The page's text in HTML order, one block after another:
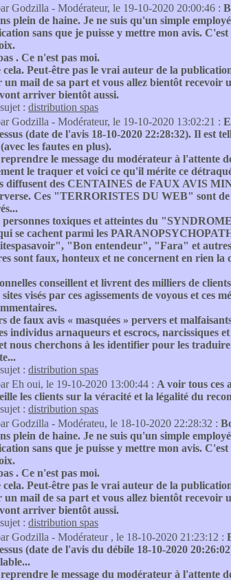
Godzilla - Modérateur, le 19-10-2020 20:00:46 :
plein de haine. Je ne suis qu'un simple
sans que je puisse y mettre mon avis.
. Ce n'est pas moi.
cela. Peut-être pas le vrai auteur de la
un mail de sa part et vous allez bientôt
arriver bientôt aussi.
: distribution spas
Godzilla - Modérateur, le 19-10-2020 13:02:21 :
(date de l'avis 18-10-2020 22:28:32). Il est
les fautes en plus).
le message du modérateur à
le traquer et voici ce qu'il mérite ce
diffusent des CENTAINES de FAUX AVIS
Ces "TERRORISTES DU WEB" sont de
personnes toxiques et atteintes du
se cachent parmi les
"Bon entendeur", "Fara" et autres
sont faux, honteux et ne concernent en rien
conseillent et livrent des milliers de
visés par ces agissements de voyous et ces
de faux avis « masquées » pervers et
individus arnaqueurs et escrocs, narcissiques
nous cherchons à les identifier pour les
: distribution spas
Eh oui, le 19-10-2020 13:00:44 : A voir tous ces
les clients sur la véracité et la légalité du
: distribution spas
Godzilla - Modérateu, le 18-10-2020 22:28:32 :
plein de haine. Je ne suis qu'un simple
sans que je puisse y mettre mon avis.
. Ce n'est pas moi.
cela. Peut-être pas le vrai auteur de la
un mail de sa part et vous allez bientôt
arriver bientôt aussi.
: distribution spas
Godzilla - Modérateur , le 18-10-2020 21:23:12 :
(date de l'avis du débile 18-10-2020
le message du modérateur à